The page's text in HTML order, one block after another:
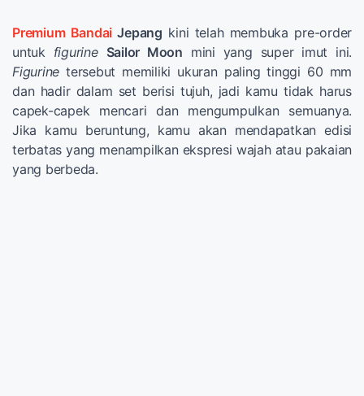
Premium Bandai Jepang kini telah membuka pre-order
untuk figurine Sailor Moon mini yang super imut ini.
Figurine tersebut memiliki ukuran paling tinggi 60 mm
dan hadir dalam set berisi tujuh, jadi kamu tidak harus
capek-capek mencari dan mengumpulkan semuanya.
Jika kamu beruntung, kamu akan mendapatkan edisi
terbatas yang menampilkan ekspresi wajah atau pakaian
yang berbeda.